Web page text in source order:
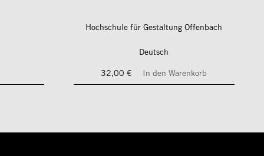
Hochschule für Gestaltung Offenbach
Deutsch
32,00 €
In den Warenkorb